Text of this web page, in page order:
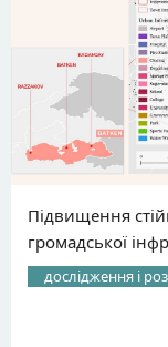
Підвищення
громадської
дослідження і